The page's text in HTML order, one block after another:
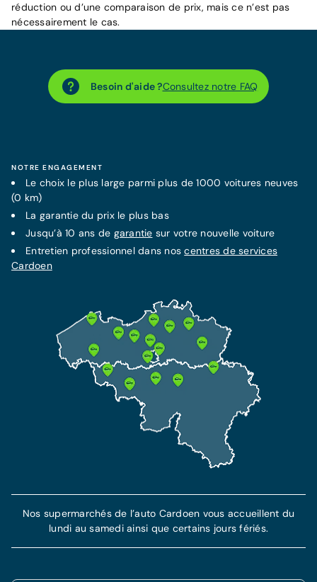
réduction ou d’une comparaison de prix, mais ce n’est pas
nécessairement le cas.
Besoin d'aide ?Consultez notre FAQ
NOTRE ENGAGEMENT
Le choix le plus large parmi plus de 1000 voitures neuves
(0 km)
La garantiedu prix le plus bas
Jusqu’à 10 ans de garantie sur votre nouvelle voiture
Entretien professionnel dans noscentres de services
Cardoen
Nos supermarchés de l’auto Cardoen vous accueillent du
lundi au samedi ainsi que certains jours fériés.